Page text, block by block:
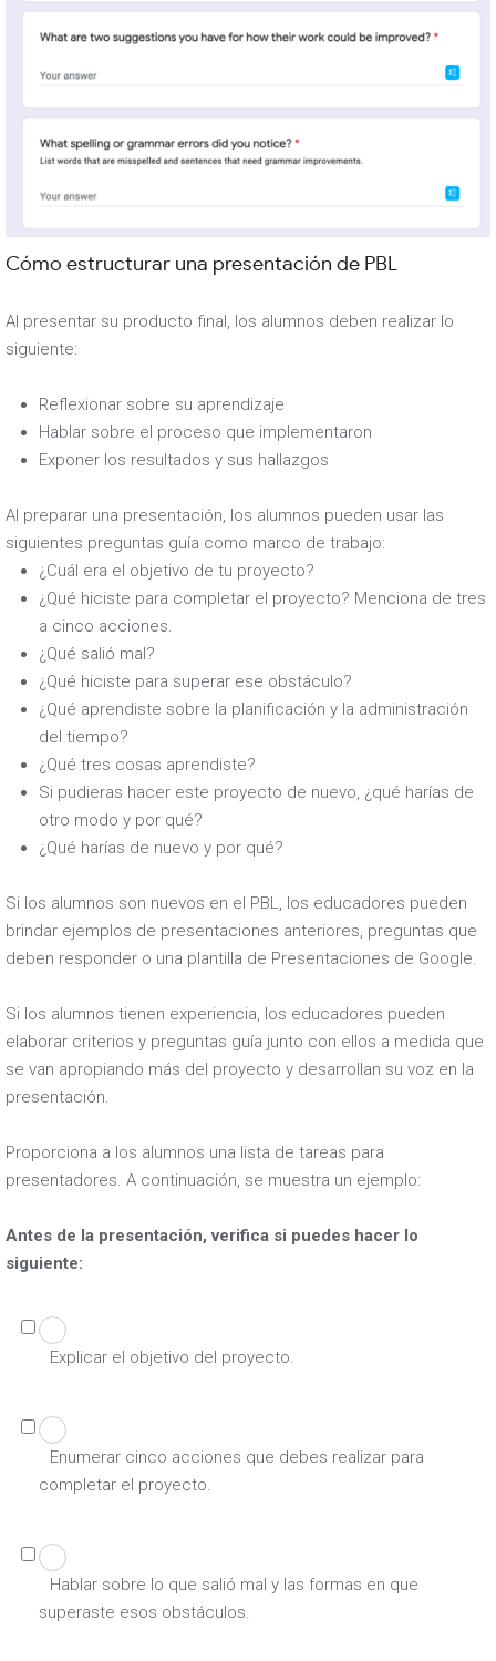
Cómo estructurar una presentación de PBL
Al presentar su producto final, los alumnos deben realizar lo
siguiente:
Reflexionar sobre su aprendizaje
Hablar sobre el proceso que implementaron
Exponer los resultados y sus hallazgos
Al preparar una presentación, los alumnos pueden usar las
siguientes preguntas guía como marco de trabajo:
¿Cuál era el objetivo de tu proyecto?
¿Qué hiciste para completar el proyecto? Menciona de tres
a cinco acciones.
¿Qué salió mal?
¿Qué hiciste para superar ese obstáculo?
¿Qué aprendiste sobre la planificación y la administración
del tiempo?
¿Qué tres cosas aprendiste?
Si pudieras hacer este proyecto de nuevo, ¿qué harías de
otro modo y por qué?
¿Qué harías de nuevo y por qué?
Si los alumnos son nuevos en el PBL, los educadores pueden
brindar ejemplos de presentaciones anteriores, preguntas que
deben responder o una plantilla de Presentaciones de Google.
Si los alumnos tienen experiencia, los educadores pueden
elaborar criterios y preguntas guía junto con ellos a medida que
se van apropiando más del proyecto y desarrollan su voz en la
presentación.
Proporciona a los alumnos una lista de tareas para
presentadores. A continuación, se muestra un ejemplo:
Antes de la presentación, verifica si puedes hacer lo
siguiente:
Explicar el objetivo del proyecto.
Enumerar cinco acciones que debes realizar para
completar el proyecto.
Hablar sobre lo que salió mal y las formas en que
superaste esos obstáculos.